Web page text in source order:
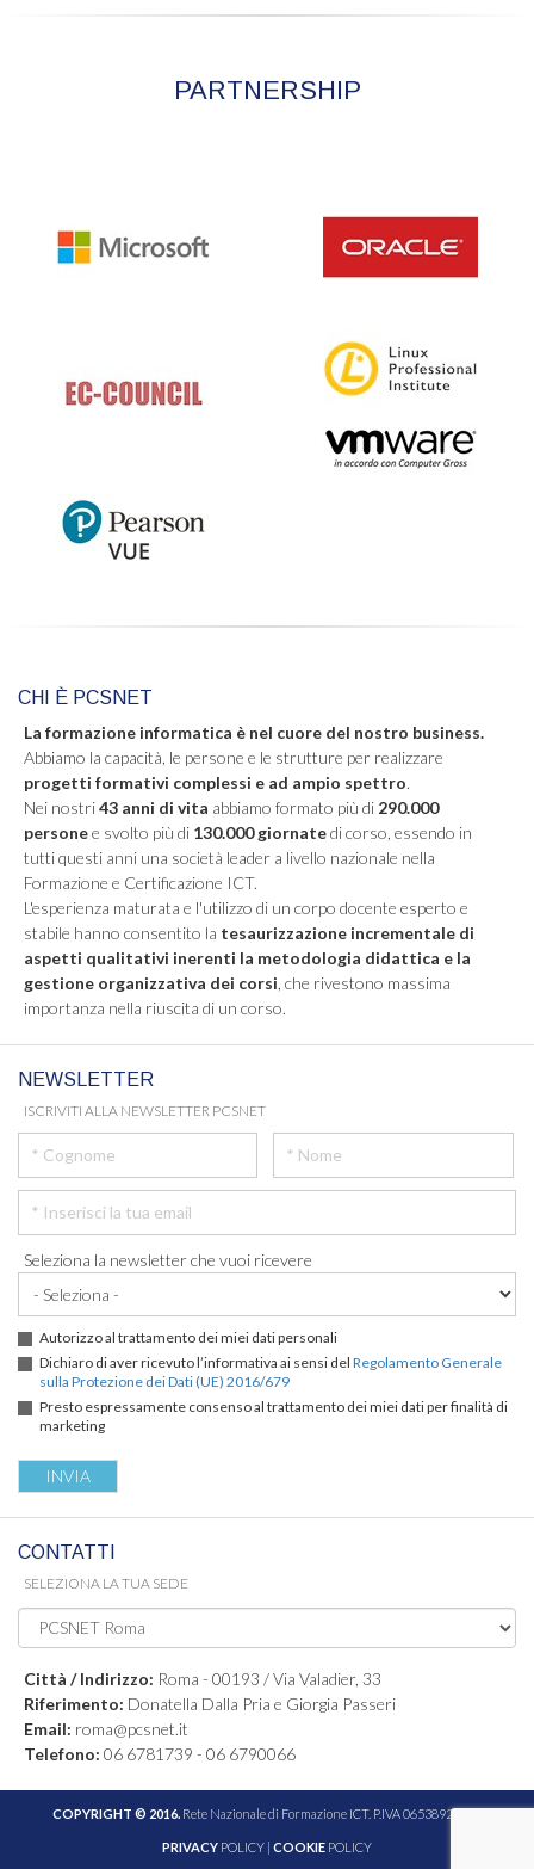
PARTNERSHIP
CHI È PCSNET
La formazione informatica è nel cuore del nostro business.
Abbiamo la capacità, le persone e le strutture per realizzare
progetti formativi complessi e ad ampio spettro.
Nei nostri43 anni di vita abbiamo formato più di 290.000
personee svolto più di 130.000 giornatedi corso, essendo in
tutti questi anni una società leader a livello nazionale nella
Formazione e Certificazione ICT.
L'esperienza maturata e l'utilizzo di un corpo docente esperto e
stabile hanno consentito la tesaurizzazione incrementale di
aspetti qualitativi inerenti la metodologia didattica e la
gestione organizzativa dei corsi , che rivestono massima
importanza nella riuscita di un corso.
NEWSLETTER
ISCRIVITI ALLA NEWSLETTER PCSNET
Seleziona la newsletter che vuoi ricevere
Autorizzo al trattamento dei miei dati personali
Dichiaro di aver ricevuto l’informativa ai sensi del Regolamento Generale
sulla Protezione dei Dati (UE) 2016/679
Presto espressamente consenso al trattamento dei miei dati per finalità di
marketing
CONTATTI
SELEZIONA LA TUA SEDE
Città / Indirizzo: Roma - 00193 / Via Valadier, 33
Riferimento: Donatella Dalla Pria e Giorgia Passeri
Email: roma@pcsnet.it
Telefono: 06 6781739 - 06 6790066
COPYRIGHT © 2016. Rete Nazionale di Formazione ICT. P.IVA 06538921005
PRIVACY POLICY | COOKIE POLICY